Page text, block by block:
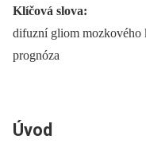
Klíčová slova:
difuzní gliom mozkového
prognóza
Úvod